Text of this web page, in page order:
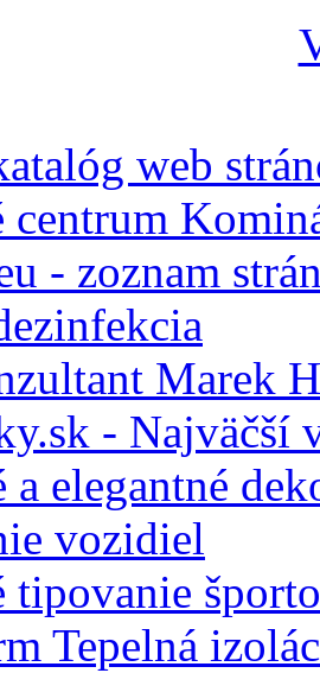
web
centrum
- zoznam
Marek
- Najväčší
a elegantné
vozidiel
tipovanie
Tepelná